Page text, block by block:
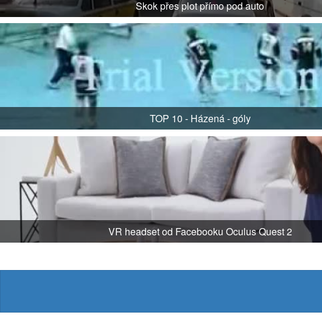
Skok přes plot přímo pod auto
TOP 10 - Házená - góly
VR headset od Facebooku Oculus Quest 2